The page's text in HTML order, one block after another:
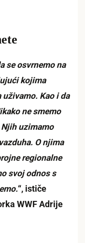
se osvrnemo na
kojima
Kao i da
ne smemo
uzimamo
O njima
regionalne
svoj odnos s
“, ističe
WWF Adrije